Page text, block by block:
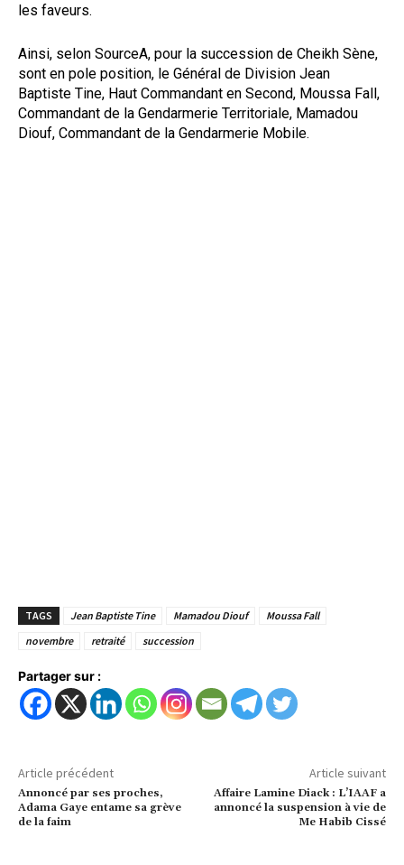
les faveurs.
Ainsi, selon SourceA, pour la succession de Cheikh Sène,
sont en pole position, le Général de Division Jean
Baptiste Tine, Haut Commandant en Second, Moussa Fall,
Commandant de la Gendarmerie Territoriale, Mamadou
Diouf, Commandant de la Gendarmerie Mobile.
TAGS Jean Baptiste Tine Mamadou Diouf
Moussa Fall
novembre
retraité succession
Partager sur :
Article précédent
Annoncé par ses proches,
Adama Gaye entame sa grève
de la faim
Article suivant
Affaire Lamine Diack : L’IAAF a
annoncé la suspension à vie de
Me Habib Cissé